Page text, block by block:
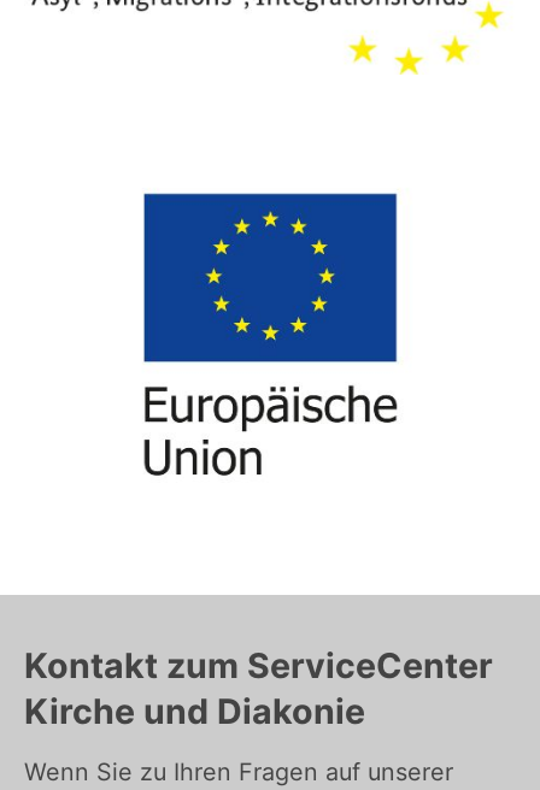
Kontakt zum ServiceCenter
Kirche und Diakonie
Wenn Sie zu Ihren Fragen auf unserer